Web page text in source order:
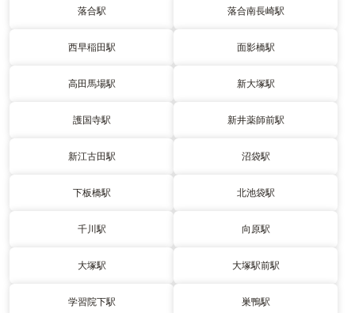
落合駅 落合南長崎駅
西早稲田駅 面影橋駅
高田馬場駅 新大塚駅
護国寺駅 新井薬師前駅
新江古田駅 沼袋駅
下板橋駅 北池袋駅
千川駅 向原駅
大塚駅 大塚駅前駅
学習院下駅 巣鴨駅